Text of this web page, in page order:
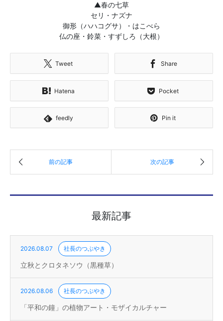
▲春の七草
セリ・ナズナ
御形（ハハコグサ）・はこべら
仏の座・鈴菜・すずしろ（大根）
Tweet Share
Hatena Pocket
feedly Pin it
最新記事
2026.08.07 社長のつぶやき
立秋とクロタネソウ（黒種草）
2026.08.06 社長のつぶやき
「平和の鐘」の植物アート・モザイカルチャー